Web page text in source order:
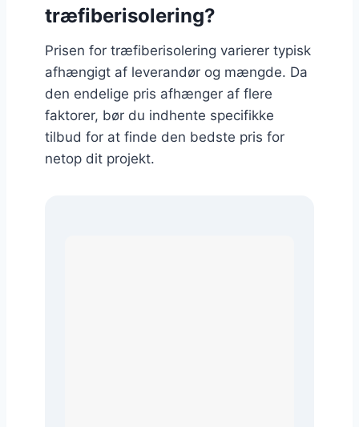
træfiberisolering?
Prisen for træfiberisolering varierer typisk
afhængigt af leverandør og mængde. Da
den endelige pris afhænger af flere
faktorer, bør du indhente specifikke
tilbud for at finde den bedste pris for
netop dit projekt.